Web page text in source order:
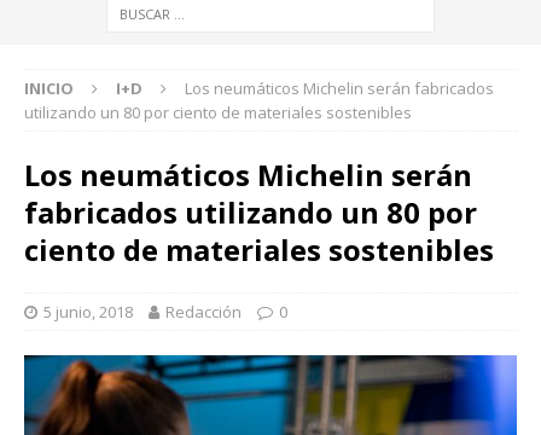
INICIO I+D
Los neumáticos Michelin serán fabricados
utilizando un 80 por ciento de materiales sostenibles
Los neumáticos Michelin serán
fabricados utilizando un 80 por
ciento de materiales sostenibles
5 junio, 2018 Redacción 0